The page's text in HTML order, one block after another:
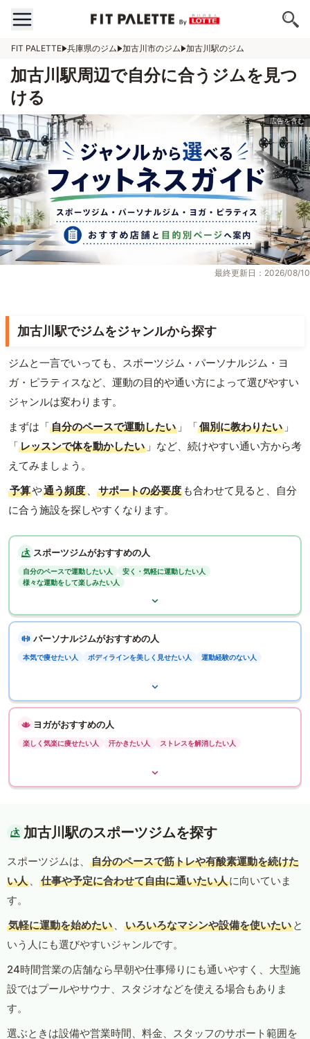
FIT PALETTE 兵庫県のジム 加古川市のジム 加古川駅のジム
加古川駅周辺で自分に合うジムを見つ
ける
最終更新日：2026/08/10
加古川駅でジムをジャンルから探す
ジムと一言でいっても、スポーツジム・パーソナルジム・ヨ
ガ・ピラティスなど、運動の目的や通い方によって選びやすい
ジャンルは変わります。
まずは「自分のペースで運動したい 」「個別に教わりたい 」
「レッスンで体を動かしたい 」など、続けやすい通い方から考
えてみましょう。
予算や通う頻度 、 サポートの必要度 も合わせて見ると、自分
に合う施設を探しやすくなります。
スポーツジムがおすすめの人
自分のペースで運動したい人
安く・気軽に運動したい人
様々な運動をして楽しみたい人
パーソナルジムがおすすめの人
本気で痩せたい人 ボディラインを美しく見せたい人 運動経験のない人
ヨガがおすすめの人
楽しく気楽に痩せたい人 汗かきたい人 ストレスを解消したい人
加古川駅のスポーツジムを探す
スポーツジムは、
自分のペースで筋トレや有酸素運動を続けた
い人 、 仕事や予定に合わせて自由に通いたい人に向いていま
す。
気軽に運動を始めたい 、 いろいろなマシンや設備を使いたい と
いう人にも選びやすいジャンルです。
24時間営業の店舗なら早朝や仕事帰りにも通いやすく、大型施
設ではプールやサウナ、スタジオなどを使える場合もありま
す。
選ぶときは設備や営業時間、料金、スタッフのサポート範囲を